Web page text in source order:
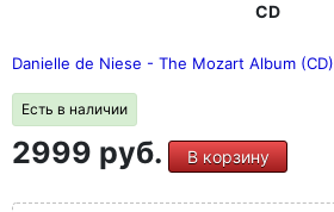
CD
Danielle de Niese - The Mozart Album (CD)
Есть в наличии
2999 руб. В корзину